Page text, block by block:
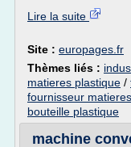
Lire la suite
Site : europages.fr
Thèmes liés :
matieres plastique /
fournisseur
bouteille plastique
machine